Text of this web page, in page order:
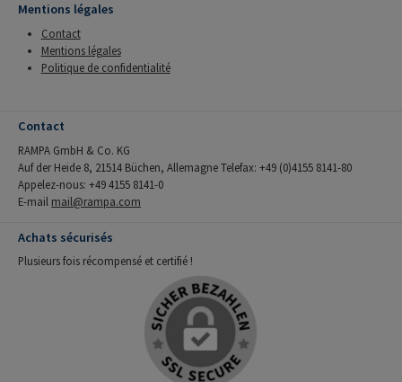
Mentions légales
Contact
Mentions légales
Politique de confidentialité
Contact
RAMPA GmbH & Co. KG
Auf der Heide 8, 21514 Büchen, Allemagne Telefax: +49 (0)4155 8141-80
Appelez-nous: +49 4155 8141-0
E-mail mail@rampa.com
Achats sécurisés
Plusieurs fois récompensé et certifié !